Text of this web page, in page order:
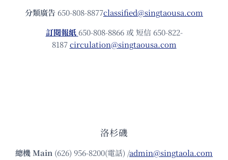
分類廣告 650-808-8877classified@singtaousa.com
訂閱報紙 650-808-8866 或 短信 650-822-
8187circulation@singtaousa.com
洛杉磯
總機Main (626) 956-8200(電話) /admin@singtaola.com